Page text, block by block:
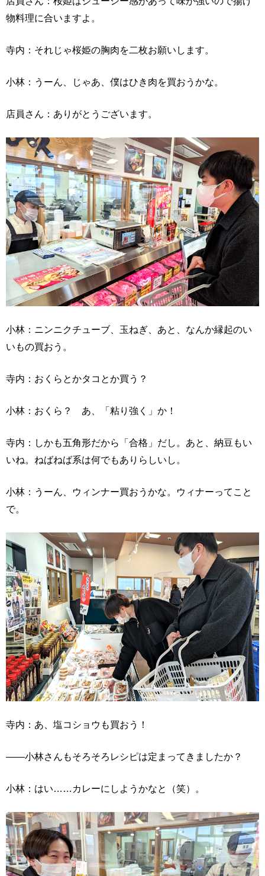
物料理に合いますよ。
寺内：それじゃ桜姫の胸肉を二枚お願いします。
小林：うーん、じゃあ、僕はひき肉を買おうかな。
店員さん：ありがとうございます。
小林：ニンニクチューブ、玉ねぎ、あと、なんか縁起のい
いもの買おう。
寺内：おくらとかタコとか買う？
小林：おくら？ あ、「粘り強く」か！
寺内：しかも五角形だから「合格」だし。あと、納豆もい
いね。ねばねば系は何でもありらしいし。
小林：うーん、ウィンナー買おうかな。ウィナーってこと
で。
寺内：あ、塩コショウも買おう！
――小林さんもそろそろレシピは定まってきましたか？
小林：はい……カレーにしようかなと（笑）。